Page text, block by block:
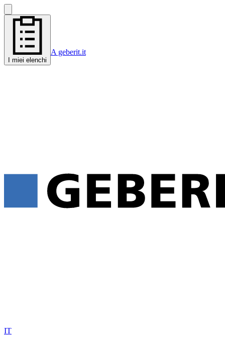
I miei elenchi
A geberit.it
IT